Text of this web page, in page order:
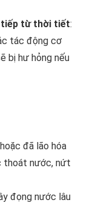
tiếp từ thời tiết:
tác động cơ
bị hư hỏng nếu
đã lão hóa
thoát nước, nứt
đọng nước lâu